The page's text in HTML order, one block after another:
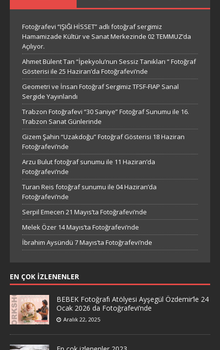
Fotoğrafevi “IŞIĞI HİSSET” adlı fotoğraf sergimiz
Hamamizade Kültür ve Sanat Merkezinde 02 TEMMUZ’da
Açılıyor.
Ahmet Bülent Tan “İpekyolu’nun Sessiz Tanıkları “ Fotoğraf
Gösterisi ile 25 Haziran’da Fotoğrafevi’nde
Geometri ve İnsan Fotoğraf Sergimiz TFSF-FIAP Sanal
Sergide Yayınlandı
Trabzon Fotoğrafevi “30 Saniye” Fotoğraf Sunumu ile 16.
Trabzon Sanat Günlerinde
Gizem Şahin “Uzakdoğu” Fotoğraf Gösterisi 18 Haziran
Fotoğrafevi’nde
Arzu Bulut fotoğraf sunumu ile 11 Haziran’da
Fotoğrafevi’nde
Turan Reis fotoğraf sunumu ile 04 Haziran’da
Fotoğrafevi’nde
Serpil Emecen 21 Mayıs’ta Fotoğrafevi’nde
Melek Özer 14 Mayıs’ta Fotoğrafevi’nde
İbrahim Aysündü 7 Mayıs’ta Fotoğrafevi’nde
EN ÇOK İZLENENLER
BEBEK Fotoğrafı Atölyesi Ayşegül Özdemir’le 24
Ocak 2026 da Fotoğrafevi’nde
Aralık 22, 2025